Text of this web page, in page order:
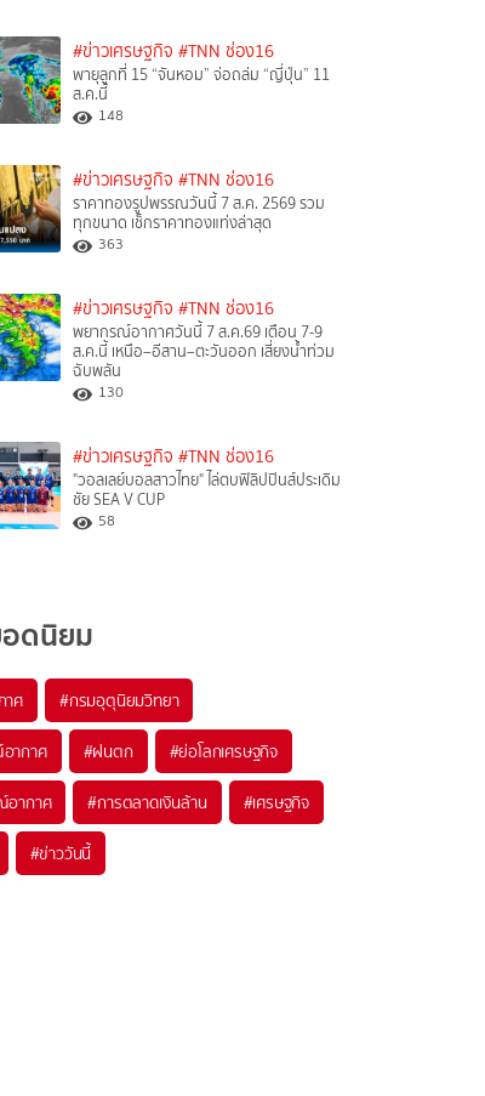
#ข่าวเศรษฐกิจ #TNN ช่อง16
พายุลูกที่ 15 “จันหอม” จ่อถล่ม “ญี่ปุ่น” 11
ส.ค.นี้
148
#ข่าวเศรษฐกิจ #TNN ช่อง16
ราคาทองรูปพรรณวันนี้ 7 ส.ค. 2569 รวม
ทุกขนาด เช็กราคาทองแท่งล่าสุด
363
#ข่าวเศรษฐกิจ #TNN ช่อง16
พยากรณ์อากาศวันนี้ 7 ส.ค.69 เตือน 7-9
ส.ค.นี้ เหนือ–อีสาน–ตะวันออก เสี่ยงน้ำท่วม
ฉับพลัน
130
#ข่าวเศรษฐกิจ #TNN ช่อง16
"วอลเลย์บอลสาวไทย" ไล่ตบฟิลิปปินส์ประเดิม
ชัย SEA V CUP
58
ดนิยม
าศ #กรมอุตุนิยมวิทยา
ากาศ #ฝนตก #ย่อโลกเศรษฐกิจ
อากาศ #การตลาดเงินล้าน #เศรษฐกิจ
#ข่าววันนี้